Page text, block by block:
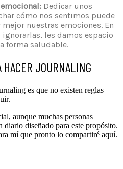
Dedicar unos
cómo nos sentimos puede
nuestras emociones. En
les damos espacio
forma saludable.
HACER JOURNALING
es que no existen reglas
aunque muchas personas
diseñado para este propósito.
mí que pronto lo compartiré aquí.